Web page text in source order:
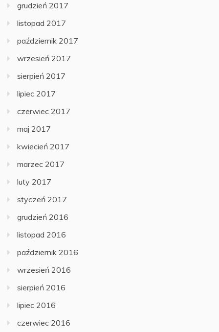
grudzień 2017
listopad 2017
październik 2017
wrzesień 2017
sierpień 2017
lipiec 2017
czerwiec 2017
maj 2017
kwiecień 2017
marzec 2017
luty 2017
styczeń 2017
grudzień 2016
listopad 2016
październik 2016
wrzesień 2016
sierpień 2016
lipiec 2016
czerwiec 2016